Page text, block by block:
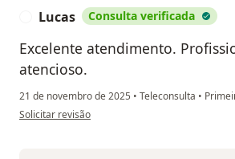
Lucas Consulta verificada
Excelente atendimento.
atencioso.
21 de novembro de 2025 • Teleconsulta •
na opinião do utilizador Lucas
Solicitar revisão